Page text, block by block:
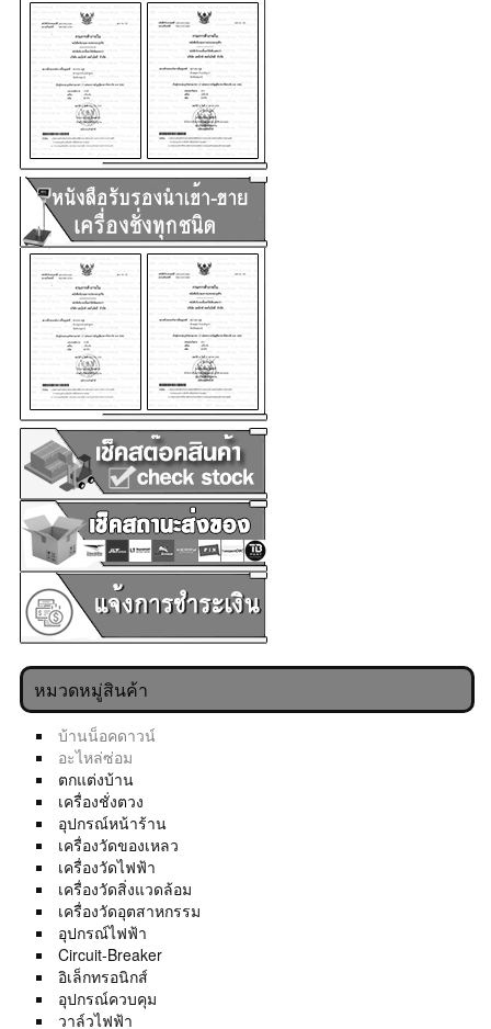
หมวดหมู่สินค้า
บ้านน็อคดาวน์
อะไหล่ซ่อม
ตกแต่งบ้าน
เครื่องชั่งตวง
อุปกรณ์หน้าร้าน
เครื่องวัดของเหลว
เครื่องวัดไฟฟ้า
เครื่องวัดสิ่งแวดล้อม
เครื่องวัดอุตสาหกรรม
อุปกรณ์ไฟฟ้า
Circuit-Breaker
อิเล็กทรอนิกส์
อุปกรณ์ควบคุม
วาล์วไฟฟ้า